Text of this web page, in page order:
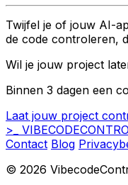
Twijfel je of jouw AI-
de code controleren,
Wil je jouw project
Binnen 3 dagen een
Laat jouw project
>_
VIBECODE
Contact Blog
© 2026